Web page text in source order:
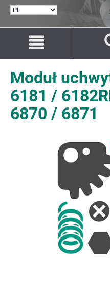
treści
Przejście
nawigacji
Moduł
6181 /
6870 / 6871